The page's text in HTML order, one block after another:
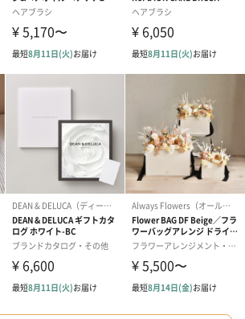
テディベア（バニラ）
（1,760円）
テディベア（
ル）（1,760円
イーツ
ーツを同梱してお届けいたします。ギフト
す。